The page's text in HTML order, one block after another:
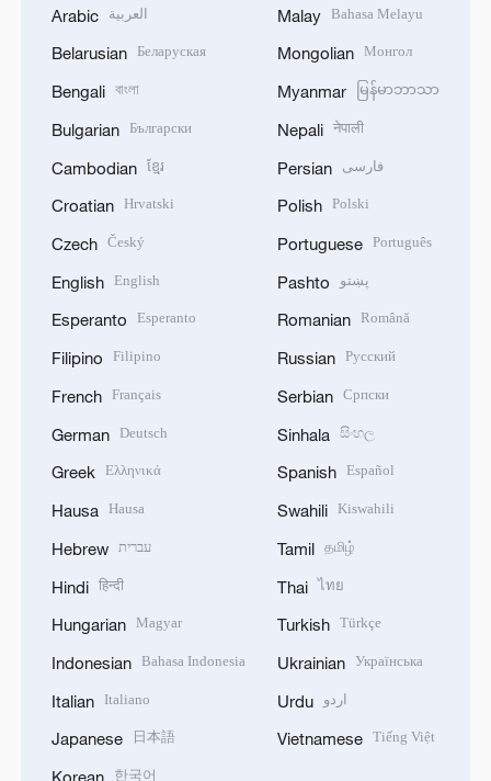
Arabic العربية
Belarusian Беларуская
Bengali বাংলা
Bulgarian Български
Cambodian ខ្មែរ
Croatian Hrvatski
Czech Český
English English
Esperanto Esperanto
Filipino Filipino
French Français
German Deutsch
Greek Ελληνικά
Hausa Hausa
Hebrew עברית
Hindi हिन्दी
Hungarian Magyar
Indonesian Bahasa Indonesia
Italian Italiano
Japanese 日本語
Korean 한국어
Malay Bahasa Melayu
Mongolian Монгол
Myanmar မြန်မာဘာသာ
Nepali नेपाली
Persian فارسی
Polish Polski
Portuguese Português
Pashto پښتو
Romanian Română
Russian Русский
Serbian Српски
Sinhala සිංහල
Spanish Español
Swahili Kiswahili
Tamil தமிழ்
Thai ไทย
Turkish Türkçe
Ukrainian Українська
Urdu اردو
Vietnamese Tiếng Việt